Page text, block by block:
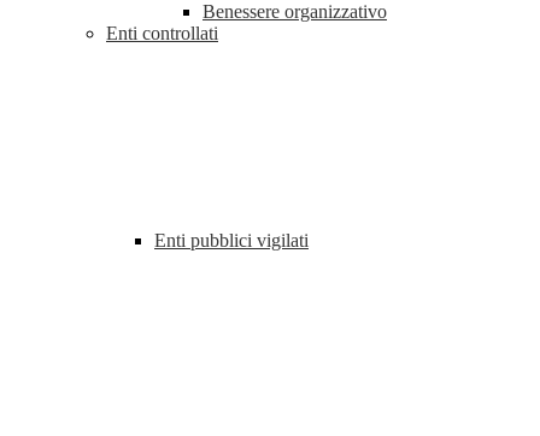
Benessere organizzativo
Enti controllati
Enti pubblici vigilati